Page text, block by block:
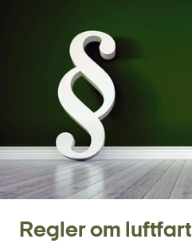
Regler om luftfart